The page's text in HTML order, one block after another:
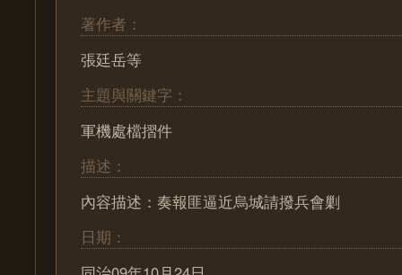
著作者：
張廷岳等
主題與關鍵字：
軍機處檔摺件
描述：
內容描述：奏報匪逼近烏城請撥兵會剿
日期：